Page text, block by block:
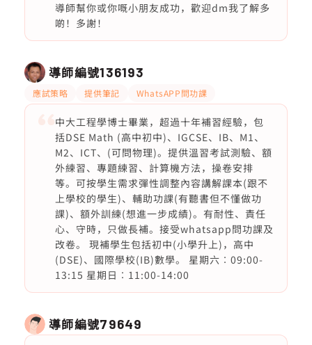
導師幫你或你嘅小朋友成功，歡迎dm我了解多
啲！多謝！
導師編號136193
應試策略 提供筆記 WhatsAPP問功課
中大工程學博士畢業，超過十年補習經驗，包
括DSE Math (高中初中)、IGCSE、IB、M1、
M2、ICT、(可問物理)。提供溫習考試測驗、額
外練習、專題練習、計算機方法，操卷安排
等。可按學生需求彈性調整內容講解課本(跟不
上學校的學生)、輔助功課(有聽書但不懂做功
課)、額外訓練(想進一步成績)。有耐性、責任
心、守時，只做長補。接受whatsapp問功課及
改卷。 現補學生包括初中(小學升上)，高中
(DSE)、國際學校(IB)數學。 星期六︰09:00-
13:15 星期日︰11:00-14:00
導師編號79649